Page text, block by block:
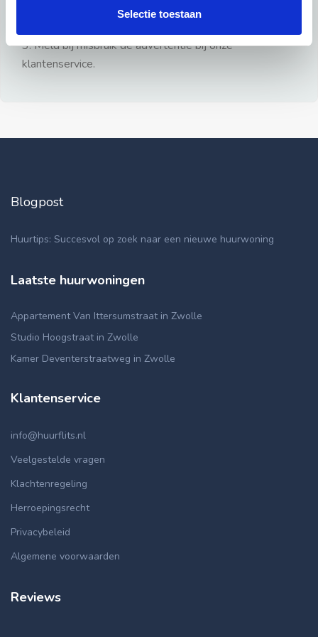
Selectie toestaan
3: Meld bij misbruik de advertentie bij onze
klantenservice.
Blogpost
Huurtips: Succesvol op zoek naar een nieuwe huurwoning
Laatste huurwoningen
Appartement Van Ittersumstraat in Zwolle
Studio Hoogstraat in Zwolle
Kamer Deventerstraatweg in Zwolle
Klantenservice
info@huurflits.nl
Veelgestelde vragen
Klachtenregeling
Herroepingsrecht
Privacybeleid
Algemene voorwaarden
Reviews